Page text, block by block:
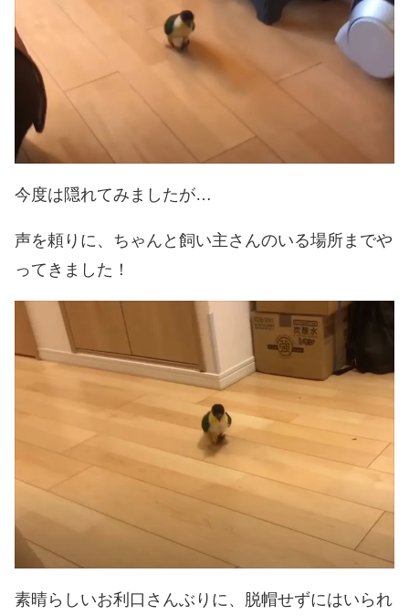
今度は隠れてみましたが…
声を頼りに、ちゃんと飼い主さんのいる場所までや
ってきました！
素晴らしいお利口さんぶりに、脱帽せずにはいられ